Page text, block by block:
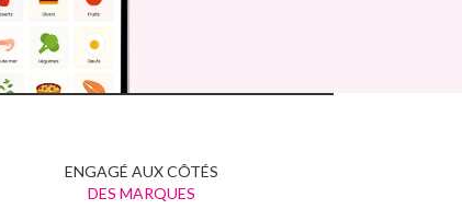
ENGAGÉ AUX CÔTÉS
DES MARQUES